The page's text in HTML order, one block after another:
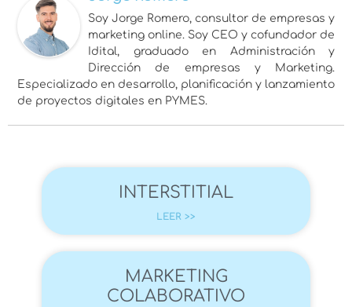
Soy Jorge Romero, consultor de empresas y
marketing online. Soy CEO y cofundador de
Idital, graduado en Administración y
Dirección de empresas y Marketing.
Especializado en desarrollo, planificación y lanzamiento
de proyectos digitales en PYMES.
INTERSTITIAL
LEER >>
MARKETING
COLABORATIVO